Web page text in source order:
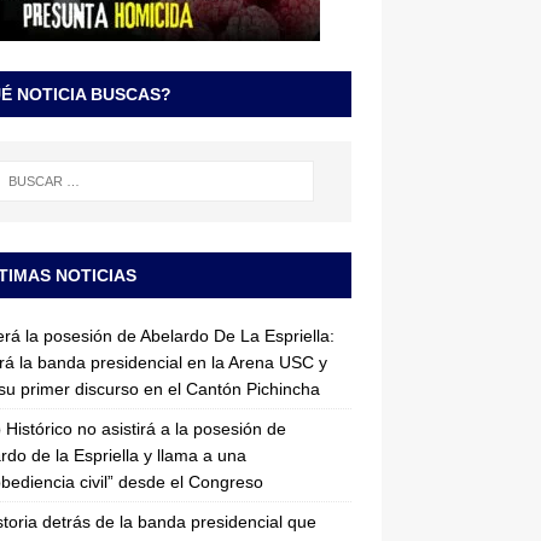
NOTICIA BUSCAS?
NOTICIAS
la posesión de Abelardo De La Espriella:
la banda presidencial en la Arena USC y
primer discurso en el Cantón Pichincha
Histórico no asistirá a la posesión de
de la Espriella y llama a una
civil” desde el Congreso
detrás de la banda presidencial que